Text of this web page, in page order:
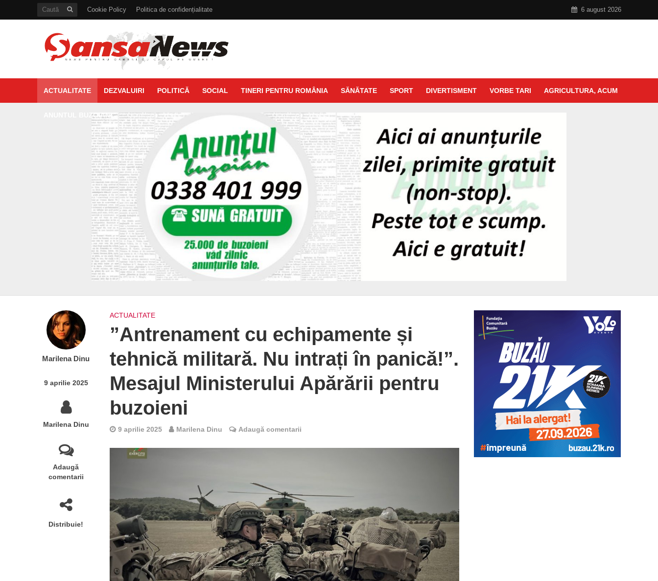
Cookie Policy Politica de confidențialitate 6 august 2026
ACTUALITATE DEZVALUIRI POLITICĂ SOCIAL TINERI PENTRU ROMÂNIA SĂNĂTATE SPORT DIVERTISMENT VORBE TARI AGRICULTURA, ACUM
ANUNTUL BUZOIAN
Marilena Dinu
9 aprilie 2025
Marilena Dinu
Adaugă
comentarii
Distribuie!
ACTUALITATE
”Antrenament cu echipamente și
tehnică militară. Nu intrați în panică!”.
Mesajul Ministerului Apărării pentru
buzoieni
9 aprilie 2025 Marilena Dinu Adaugă comentarii